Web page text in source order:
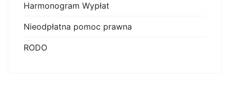
Harmonogram Wypłat
Nieodpłatna pomoc prawna
RODO